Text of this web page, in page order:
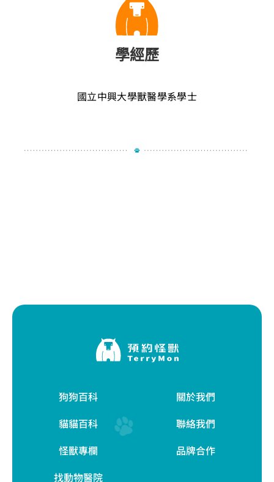
學經歷
國立中興大學獸醫學系學士
狗狗百科
貓貓百科
怪獸專欄
找動物醫院
關於我們
聯絡我們
品牌合作